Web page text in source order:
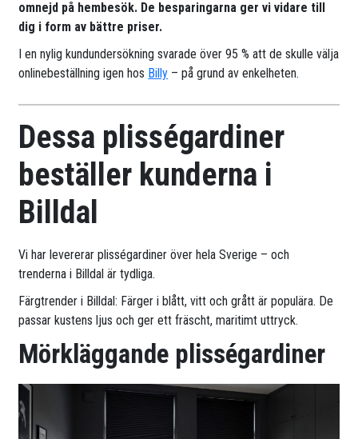
omnejd på hembesök. De besparingarna ger vi vidare till
dig i form av bättre priser.
I en nylig kundundersökning svarade över 95 % att de skulle välja
onlinebeställning igen hos Billy – på grund av enkelheten.
Dessa plisségardiner
beställer kunderna i
Billdal
Vi har levererar plisségardiner över hela Sverige – och
trenderna i Billdal är tydliga.
Färgtrender i Billdal: Färger i blått, vitt och grått är populära. De
passar kustens ljus och ger ett fräscht, maritimt uttryck.
Mörkläggande plisségardiner